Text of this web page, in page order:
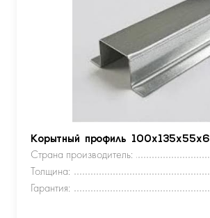
Корытный профиль 100х135х55х6
Страна производитель:
Толщина:
Гарантия: